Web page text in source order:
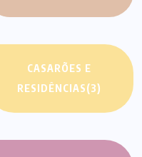
CASARÕES E
RESIDÊNCIAS(3)